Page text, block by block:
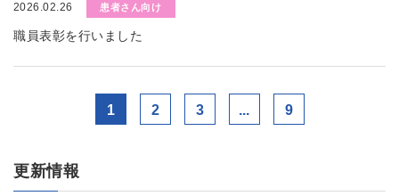
2026.02.26 患者さん向け
職員表彰を行いました
1 2 3 ... 9
更新情報